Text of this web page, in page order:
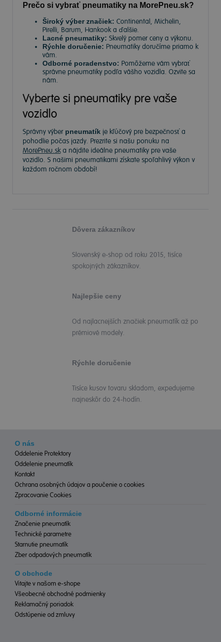
Prečo si vybrať pneumatiky na MorePneu.sk?
Široký výber značiek: Continental, Michelin,
Pirelli, Barum, Hankook a ďalšie.
Lacné pneumatiky: Skvelý pomer ceny a výkonu.
Rýchle doručenie: Pneumatiky doručíme priamo k
vám.
Odborné poradenstvo: Pomôžeme vám vybrať
správne pneumatiky podľa vášho vozidla. Ozvite sa
nám.
Vyberte si pneumatiky pre vaše
vozidlo
Správny výber pneumatík je kľúčový pre bezpečnosť a
pohodlie počas jazdy. Prezrite si našu ponuku na
MorePneu.ska nájdite ideálne pneumatiky pre vaše
vozidlo. S našimi pneumatikami získate spoľahlivý výkon v
každom ročnom období!
Dôvera zákazníkov
Slovenský e-shop od roku 2015, tisíce
spokojných zákazníkov.
Najlepšie ceny
Od najlacnejších značiek pneumatík až po
prémiové modely.
Rýchle doručenie
Tisíce kusov tovaru skladom, expedujeme
najneskôr do 24-hodín.
O nás
Oddelenie Protektory
Oddelenie pneumatík
Kontakt
Ochrana osobných údajov a poučenie o cookies
Zpracovanie Cookies
Odborné informácie
Značenie pneumatík
Technické parametre
Starnutie pneumatík
Zber odpadových pneumatík
O obchode
Vitajte v našom e-shope
Všeobecné obchodné podmienky
Reklamačný poriadok
Odstúpenie od zmluvy